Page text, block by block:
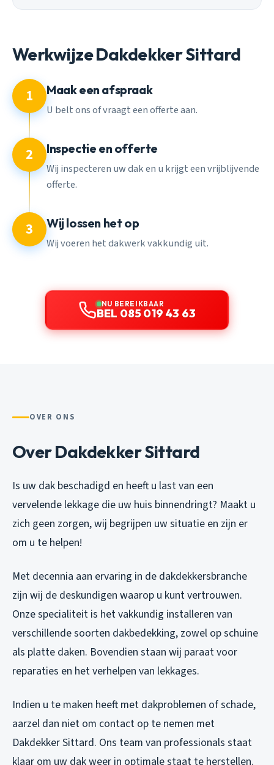
Werkwijze Dakdekker Sittard
1 Maak een afspraak
U belt ons of vraagt een offerte aan.
2 Inspectie en offerte
Wij inspecteren uw dak en u krijgt een vrijblijvende
offerte.
3 Wij lossen het op
Wij voeren het dakwerk vakkundig uit.
NU BEREIKBAAR
BEL 085 019 43 63
OVER ONS
Over Dakdekker Sittard
Is uw dak beschadigd en heeft u last van een
vervelende lekkage die uw huis binnendringt? Maakt u
zich geen zorgen, wij begrijpen uw situatie en zijn er
om u te helpen!
Met decennia aan ervaring in de dakdekkersbranche
zijn wij de deskundigen waarop u kunt vertrouwen.
Onze specialiteit is het vakkundig installeren van
verschillende soorten dakbedekking, zowel op schuine
als platte daken. Bovendien staan wij paraat voor
reparaties en het verhelpen van lekkages.
Indien u te maken heeft met dakproblemen of schade,
aarzel dan niet om contact op te nemen met
Dakdekker Sittard. Ons team van professionals staat
klaar om uw dak weer in optimale staat te herstellen.